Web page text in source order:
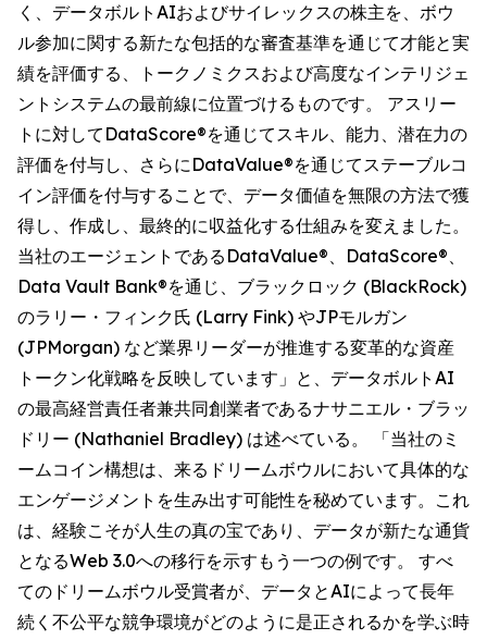
く、データボルトAIおよびサイレックスの株主を、ボウ
ル参加に関する新たな包括的な審査基準を通じて才能と実
績を評価する、トークノミクスおよび高度なインテリジェ
ントシステムの最前線に位置づけるものです。 アスリー
トに対してDataScore®を通じてスキル、能力、潜在力の
評価を付与し、さらにDataValue®を通じてステーブルコ
イン評価を付与することで、データ価値を無限の方法で獲
得し、作成し、最終的に収益化する仕組みを変えました。
当社のエージェントであるDataValue®、DataScore®、
Data Vault Bank®を通じ、ブラックロック (BlackRock)
のラリー・フィンク氏 (Larry Fink) やJPモルガン
(JPMorgan) など業界リーダーが推進する変革的な資産
トークン化戦略を反映しています」と、データボルトAI
の最高経営責任者兼共同創業者であるナサニエル・ブラッ
ドリー (Nathaniel Bradley) は述べている。 「当社のミ
ームコイン構想は、来るドリームボウルにおいて具体的な
エンゲージメントを生み出す可能性を秘めています。これ
は、経験こそが人生の真の宝であり、データが新たな通貨
となるWeb 3.0への移行を示すもう一つの例です。 すべ
てのドリームボウル受賞者が、データとAIによって長年
続く不公平な競争環境がどのように是正されるかを学ぶ時